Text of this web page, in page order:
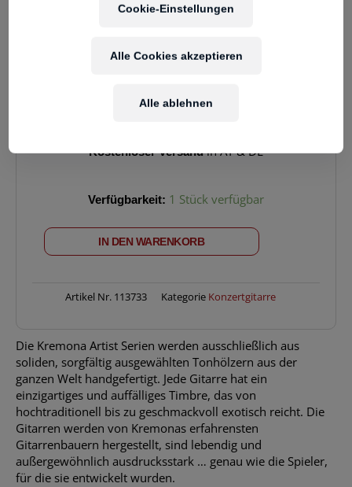
459,00
Kostenloser Versandin AT & DE
Verfügbarkeit: 1 Stück verfügbar
Ed.
F63S
IN DEN WARENKORB
Artikel Nr. 113733 Kategorie Konzertgitarre
Die Kremona Artist Serien werden ausschließlich aus
soliden, sorgfältig ausgewählten Tonhölzern aus der
ganzen Welt handgefertigt. Jede Gitarre hat ein
einzigartiges und auffälliges Timbre, das von
hochtraditionell bis zu geschmackvoll exotisch reicht. Die
Gitarren werden von Kremonas erfahrensten
Gitarrenbauern hergestellt, sind lebendig und
außergewöhnlich ausdrucksstark … genau wie die Spieler,
für die sie entwickelt wurden.
Cookie-Einstellungen
Alle ablehnen
Alle Cookies akzeptieren